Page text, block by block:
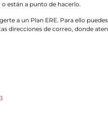
están a punto de hacerlo.
a un Plan ERE. Para ello
direcciones de correo, donde